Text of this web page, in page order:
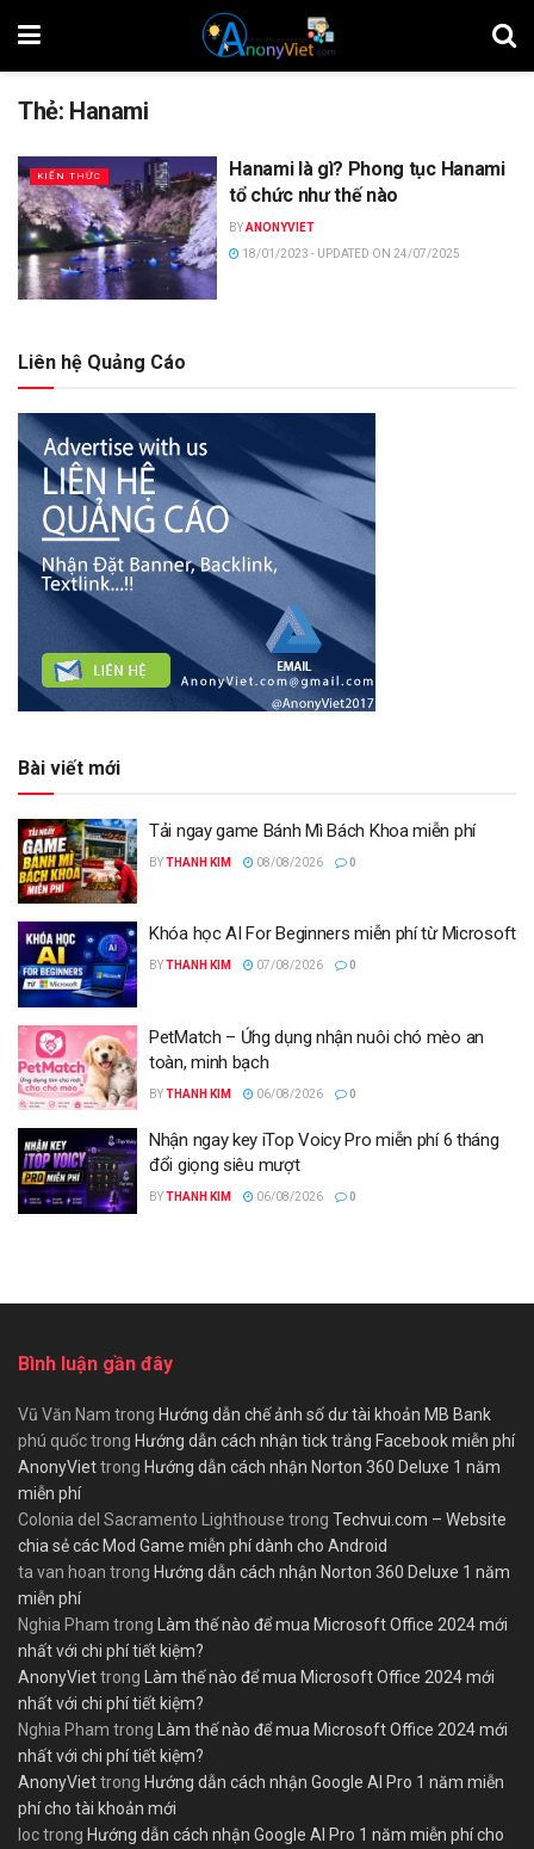
Thẻ: Hanami
KIẾN THỨC
Hanami là gì? Phong tục Hanami
tổ chức như thế nào
BYANONYVIET
18/01/2023 - UPDATED ON 24/07/2025
Liên hệ Quảng Cáo
Bài viết mới
Tải ngay game Bánh Mì Bách Khoa miễn phí
BYTHANH KIM 08/08/2026 0
Khóa học AI For Beginners miễn phí từ Microsoft
BYTHANH KIM 07/08/2026 0
PetMatch – Ứng dụng nhận nuôi chó mèo an
toàn, minh bạch
BYTHANH KIM 06/08/2026 0
Nhận ngay key iTop Voicy Pro miễn phí 6 tháng
đổi giọng siêu mượt
BYTHANH KIM 06/08/2026 0
Bình luận gần đây
Vũ Văn Nam trong Hướng dẫn chế ảnh số dư tài khoản MB Bank
phú quốctrong Hướng dẫn cách nhận tick trắng Facebook miễn phí
AnonyViettrong Hướng dẫn cách nhận Norton 360 Deluxe 1 năm
miễn phí
Colonia del Sacramento Lighthouse trong Techvui.com – Website
chia sẻ các Mod Game miễn phí dành cho Android
ta van hoan trong Hướng dẫn cách nhận Norton 360 Deluxe 1 năm
miễn phí
Nghia Pham trong Làm thế nào để mua Microsoft Office 2024 mới
nhất với chi phí tiết kiệm?
AnonyViettrong Làm thế nào để mua Microsoft Office 2024 mới
nhất với chi phí tiết kiệm?
Nghia Pham trong Làm thế nào để mua Microsoft Office 2024 mới
nhất với chi phí tiết kiệm?
AnonyViettrong Hướng dẫn cách nhận Google AI Pro 1 năm miễn
phí cho tài khoản mới
loctrong Hướng dẫn cách nhận Google AI Pro 1 năm miễn phí cho